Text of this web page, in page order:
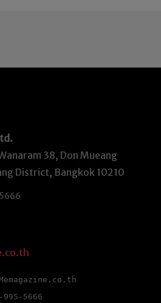
38, Don Mueang
District, Bangkok 10210
995-5666